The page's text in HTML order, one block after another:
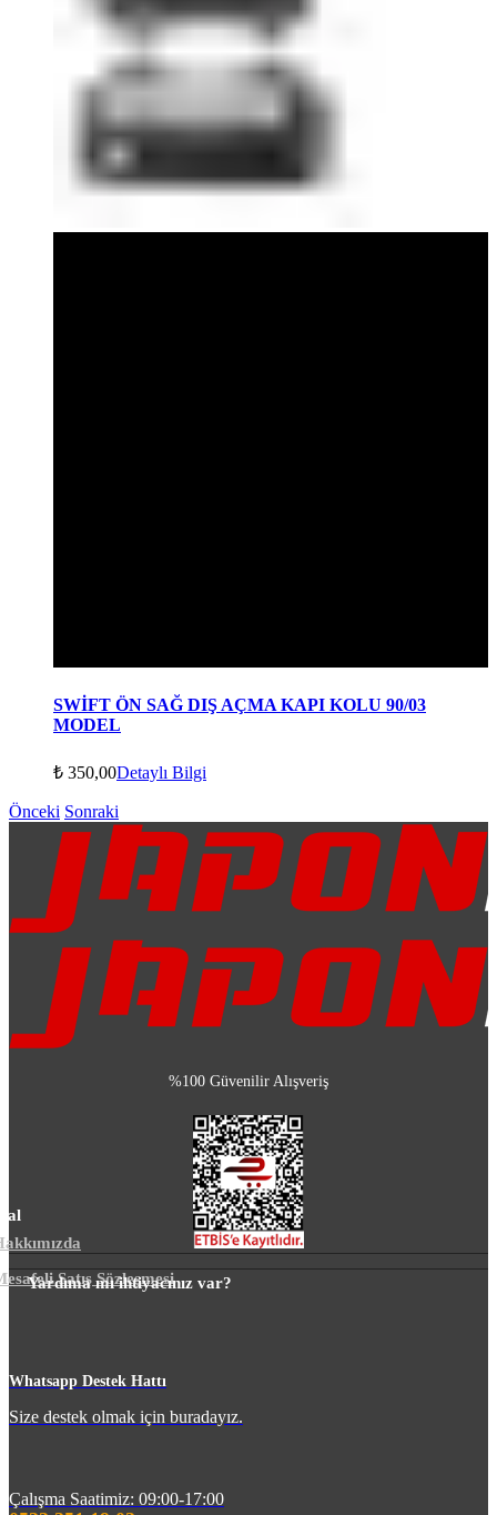
SWİFT ÖN SAĞ DIŞ AÇMA KAPI KOLU 90/03
MODEL
₺ 350,00Detaylı Bilgi
Önceki Sonraki
%100 Güvenilir Alışveriş
Satış Sözleşmesi
Yardıma mı ihtiyacınız var?
Whatsapp Destek Hattı
Size destek olmak için buradayız.
Çalışma Saatimiz: 09:00-17:00